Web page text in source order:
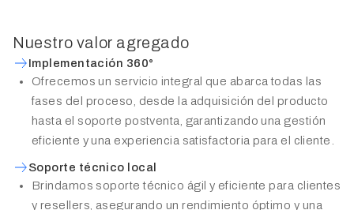
Nuestro valor agregado
Implementación 360°
Ofrecemos un servicio integral que abarca todas las
fases del proceso, desde la adquisición del producto
hasta el soporte postventa, garantizando una gestión
eficiente y una experiencia satisfactoria para el cliente.
Soporte técnico local
Brindamos soporte técnico ágil y eficiente para clientes
y resellers, asegurando un rendimiento óptimo y una